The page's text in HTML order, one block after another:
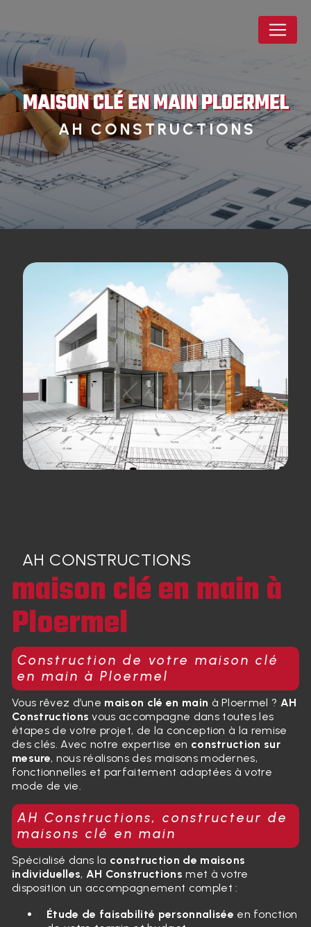
MAISON CLÉ EN MAIN PLOERMEL
AH CONSTRUCTIONS
AH CONSTRUCTIONS
maison clé en main à
Ploermel
Construction de votre maison clé
en main à Ploermel
Vous rêvez d’une maison clé en main à Ploermel ? AH
Constructions vous accompagne dans toutes les
étapes de votre projet, de la conception à la remise
des clés. Avec notre expertise en construction sur
mesure, nous réalisons des maisons modernes,
fonctionnelles et parfaitement adaptées à votre
mode de vie.
AH Constructions, constructeur de
maisons clé en main
Spécialisé dans la construction de maisons
individuelles, AH Constructions met à votre
disposition un accompagnement complet :
Étude de faisabilité personnalisée en fonction